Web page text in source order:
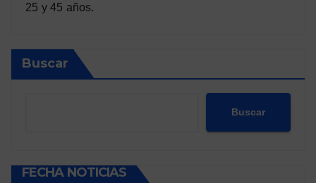
25 y 45 años.
Buscar
Buscar
FECHA NOTICIAS